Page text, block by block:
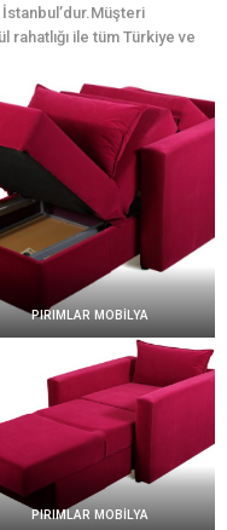
ile tüm Türkiye ve
PIRIMLAR MOBİLYA
PIRIMLAR MOBİLYA